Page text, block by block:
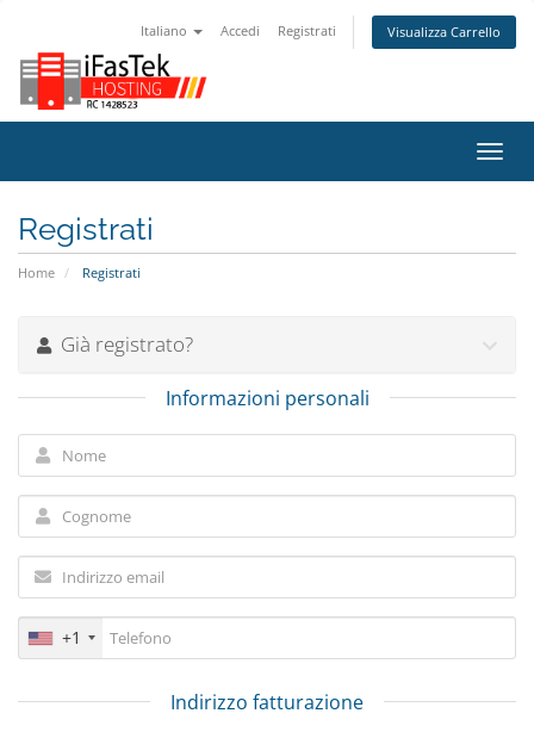
Italiano Accedi Registrati Visualizza Carrello
Attiva
Registrati
Home Registrati
Già registrato?
Informazioni personali
+1
Indirizzo fatturazione